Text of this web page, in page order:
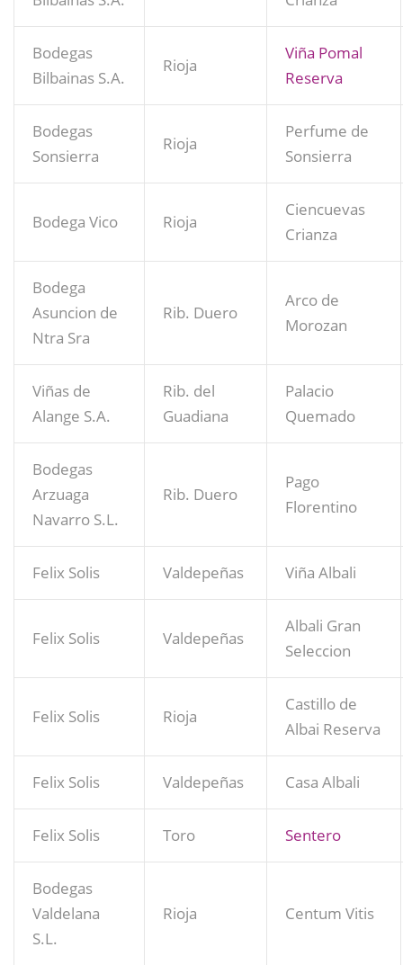
Bodegas
Bilbainas S.A.
Rioja
Viña Pomal
Reserva
Bodegas
Sonsierra
Rioja
Perfume de
Sonsierra
Bodega Vico Rioja
Ciencuevas
Crianza
Bodega
Asuncion de
Ntra Sra
Rib. Duero
Arco de
Morozan
Viñas de
Alange S.A.
Rib. del
Guadiana
Palacio
Quemado
Bodegas
Arzuaga
Navarro S.L.
Rib. Duero
Pago
Florentino
Felix Solis Valdepeñas Viña Albali
Felix Solis Valdepeñas
Albali Gran
Seleccion
Felix Solis Rioja
Castillo de
Albai Reserva
Felix Solis Valdepeñas Casa Albali
Felix Solis Toro Sentero
Bodegas
Valdelana
S.L.
Rioja Centum Vitis